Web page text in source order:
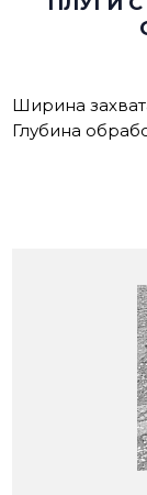
Ширина
Глубина